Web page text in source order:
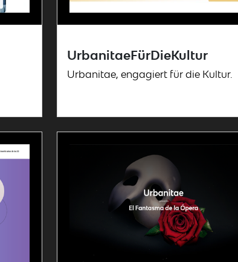
UrbanitaeFürDieKultur
Urbanitae, engagiert für die Kultur.